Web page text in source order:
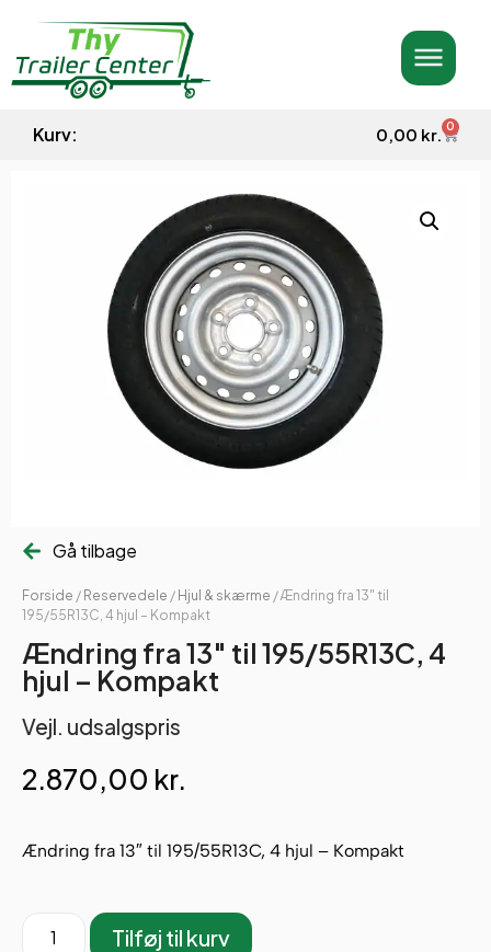
Kurv: 0,00 kr. 0
Gå tilbage
Forside / Reservedele / Hjul & skærme / Ændring fra 13″ til
195/55R13C, 4 hjul – Kompakt
Ændring fra 13″ til 195/55R13C, 4
hjul – Kompakt
Vejl. udsalgspris
2.870,00 kr.
Ændring fra 13″ til 195/55R13C, 4 hjul – Kompakt
Tilføj til kurv